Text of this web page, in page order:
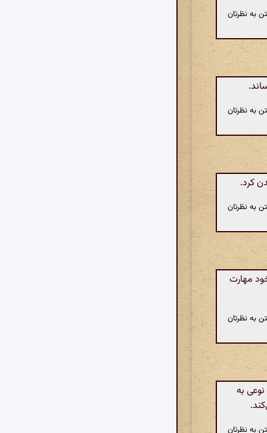
به نظرتان
به نظرتان
کرد.
به نظرتان
مهارت
به نظرتان
به
به نظرتان